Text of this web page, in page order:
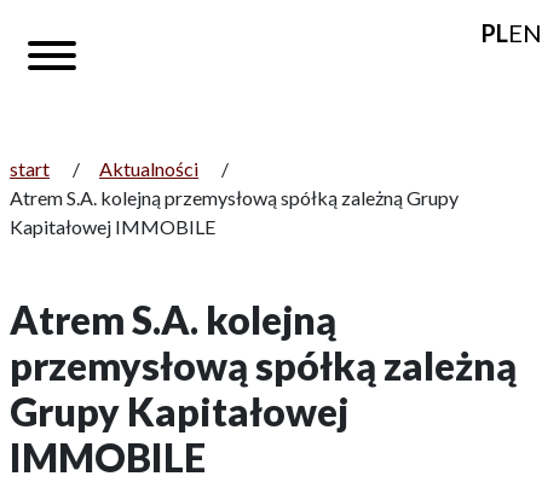
PLEN
start / Aktualności
/
Atrem S.A. kolejną przemysłową spółką zależną Grupy
Kapitałowej IMMOBILE
Atrem S.A. kolejną
przemysłową spółką zależną
Grupy Kapitałowej
IMMOBILE